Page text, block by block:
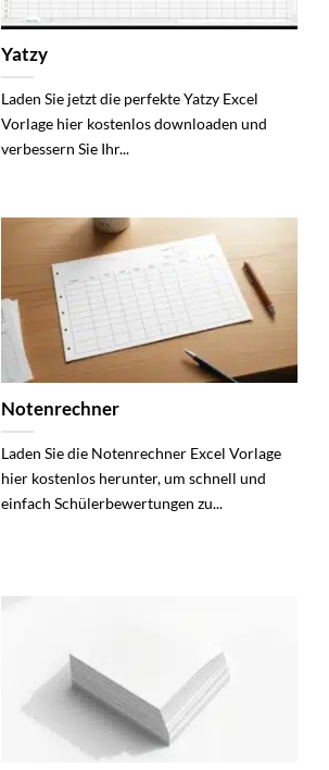
Yatzy
Laden Sie jetzt die perfekte Yatzy Excel
Vorlage hier kostenlos downloaden und
verbessern Sie Ihr...
Notenrechner
Laden Sie die Notenrechner Excel Vorlage
hier kostenlos herunter, um schnell und
einfach Schülerbewertungen zu...